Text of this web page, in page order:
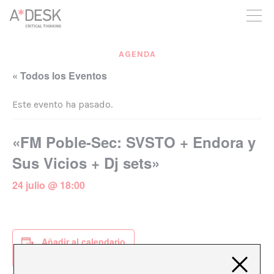
crees también en A*DESK seguimos necesitándote para poder
seguir adelante. Ahora puedes participar del proyecto y
apoyarlo.
AGENDA
« Todos los Eventos
Este evento ha pasado.
«FM Poble-Sec: SVSTO + Endora y
Sus Vicios + Dj sets»
24 julio @ 18:00
Añadir al calendario